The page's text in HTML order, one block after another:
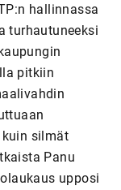
hallinnassa
turhautuneeksi
pitkiin
silmät
Panu
upposi